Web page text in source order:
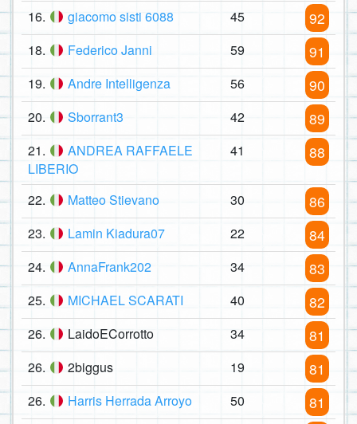
16. giacomo sisti 6088 45 92
18. Federico Janni 59 91
19. Andre Intelligenza 56 90
20. Sborrant3 42 89
21.
ANDREA RAFFAELE
LIBERIO
41 88
22. Matteo Stievano 30 86
23. Lamin Kiadura07 22 84
24. AnnaFrank202 34 83
25. MICHAEL SCARATI 40 82
26. LaidoECorrotto 34 81
26. 2biggus 19 81
26. Harris Herrada Arroyo 50 81